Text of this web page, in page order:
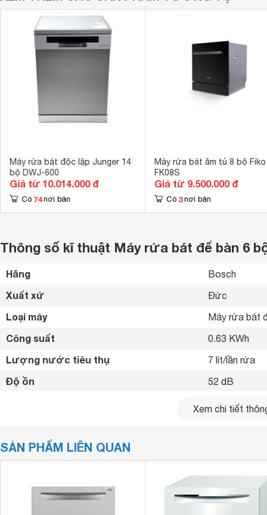
Máy rửa bát độc lập Junger 14
bộ DWJ-600
Giá từ 10.014.000 đ
Có 74 nơi bán
Máy rửa bát âm tủ 8 bộ Fiko
FK08S
Giá từ 9.500.000 đ
Có 3 nơi bán
Thông số kĩ thuật Máy rửa bát để bàn 6
Hãng Bosch
Xuất xứ Đức
Loại máy Máy rửa bát
Công suất 0.63 KWh
Lượng nước tiêu thụ 7 lít/lần rửa
Độ ồn 52 dB
6 bộ
Chất liệu cửa
Số chương trình hoạt động 6 chương
Xem chi tiết
SẢN PHẨM LIÊN QUAN